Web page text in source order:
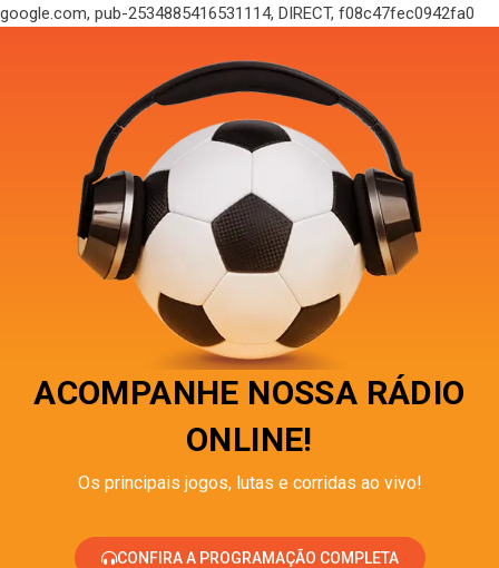
google.com, pub-2534885416531114, DIRECT, f08c47fec0942fa0
ACOMPANHE NOSSA RÁDIO
ONLINE!
Os principais jogos, lutas e corridas ao vivo!
CONFIRA A PROGRAMAÇÃO COMPLETA